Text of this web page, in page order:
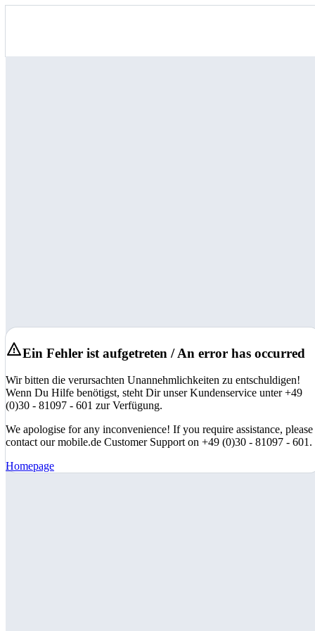
Ein Fehler ist aufgetreten / An error has occurred
Wir bitten die verursachten Unannehmlichkeiten zu entschuldigen!
Wenn Du Hilfe benötigst, steht Dir unser Kundenservice unter +49
(0)30 - 81097 - 601 zur Verfügung.
We apologise for any inconvenience! If you require assistance, please
contact our mobile.de Customer Support on +49 (0)30 - 81097 - 601.
Homepage